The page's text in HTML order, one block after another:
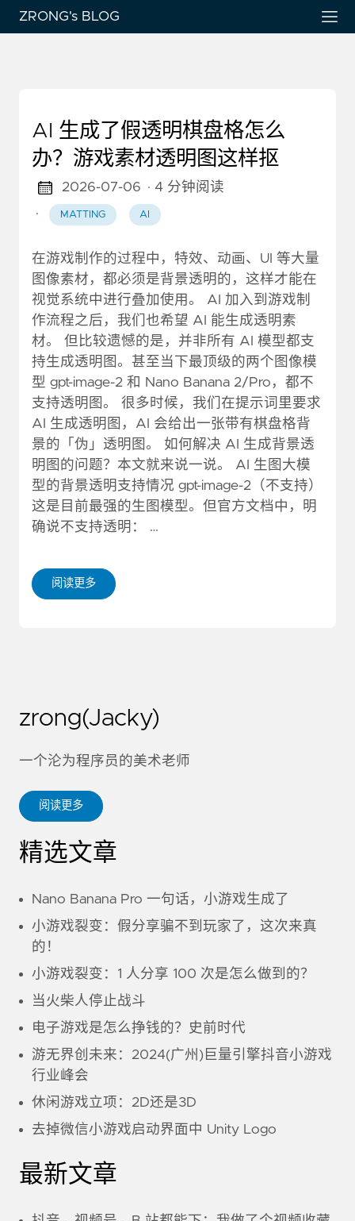
ZRONG's BLOG
AI 生成了假透明棋盘格怎么
办？游戏素材透明图这样抠
2026-07-06 · 4 分钟阅读
·
MATTING AI
在游戏制作的过程中，特效、动画、UI 等大量
图像素材，都必须是背景透明的，这样才能在
视觉系统中进行叠加使用。 AI 加入到游戏制
作流程之后，我们也希望 AI 能生成透明素
材。 但比较遗憾的是，并非所有 AI 模型都支
持生成透明图。甚至当下最顶级的两个图像模
型 gpt-image-2 和 Nano Banana 2/Pro，都不
支持透明图。 很多时候，我们在提示词里要求
AI 生成透明图，AI 会给出一张带有棋盘格背
景的「伪」透明图。 如何解决 AI 生成背景透
明图的问题？本文就来说一说。 AI 生图大模
型的背景透明支持情况 gpt-image-2（不支持）
这是目前最强的生图模型。但官方文档中，明
确说不支持透明： …
阅读更多
zrong(Jacky)
一个沦为程序员的美术老师
阅读更多
精选文章
Nano Banana Pro 一句话，小游戏生成了
小游戏裂变：假分享骗不到玩家了，这次来真
的！
小游戏裂变：1 人分享 100 次是怎么做到的？
当火柴人停止战斗
电子游戏是怎么挣钱的？史前时代
游无界创未来：2024(广州)巨量引擎抖音小游戏
行业峰会
休闲游戏立项：2D还是3D
去掉微信小游戏启动界面中 Unity Logo
最新文章